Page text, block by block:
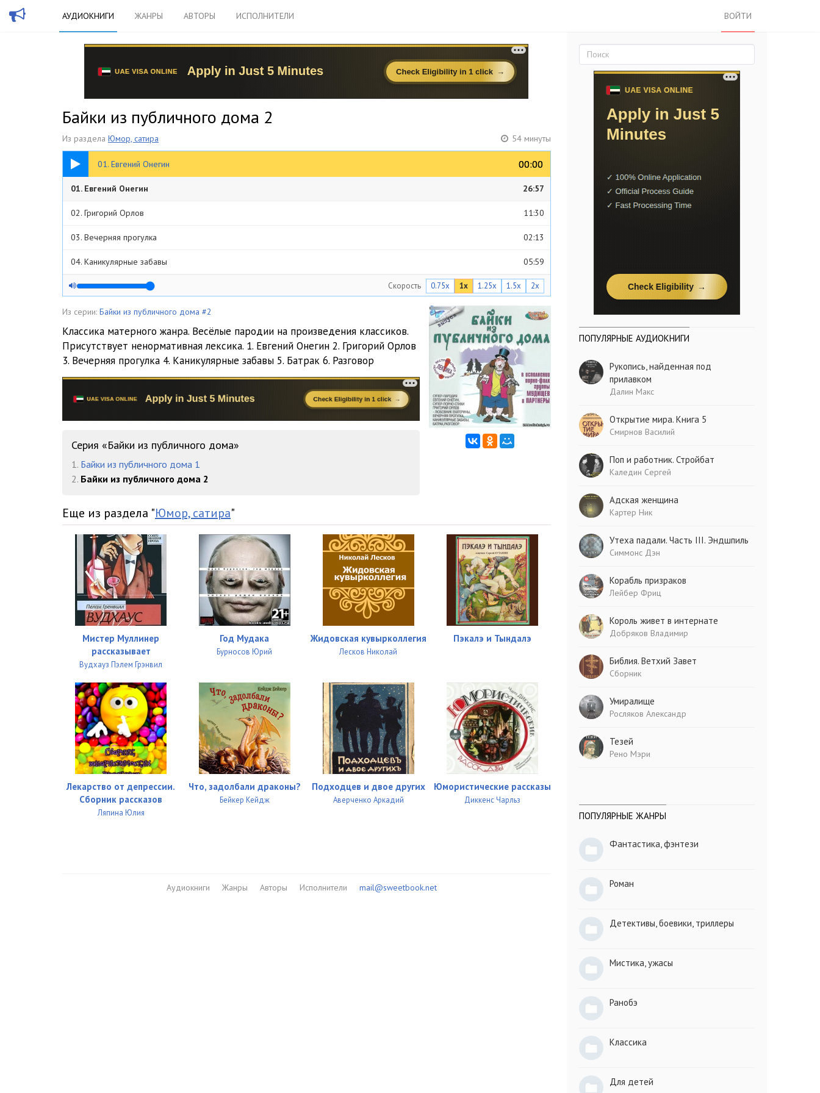
АУДИОКНИГИ ЖАНРЫ АВТОРЫ ИСПОЛНИТЕЛИ ВОЙТИ
Байки из публичного дома 2
Из раздела Юмор, сатира 54 минуты
01. Евгений Онегин 00:00
00:00
26:57
01. Евгений Онегин 26:57
02. Григорий Орлов 11:30
03. Вечерняя прогулка 02:13
04. Каникулярные забавы 05:59
05. Батрак 03:24
06. Разговор 04:08
Скорость 0.75x 1x 1.25x 1.5x 2x
Из серии: Байки из публичного дома #2
Классика матерного жанра. Весёлые пародии на произведения классиков.
Присутствует ненормативная лексика. 1. Евгений Онегин 2. Григорий Орлов
3. Вечерняя прогулка 4. Каникулярные забавы 5. Батрак 6. Разговор
Серия «Байки из публичного дома»
1. Байки из публичного дома 1
2. Байки из публичного дома 2
Еще из раздела "Юмор, сатира"
Мистер Муллинер
рассказывает
Вудхауз Пэлем Грэнвил
Год Мудака
Бурносов Юрий
Жидовская кувырколлегия
Лесков Николай
Пэкалэ и Тындалэ
Лекарство от депрессии.
Сборник рассказов
Ляпина Юлия
Что, задолбали драконы?
Бейкер Кейдж
Подходцев и двое других
Аверченко Аркадий
Юмористические рассказы
Диккенс Чарльз
Аудиокниги Жанры Авторы Исполнители mail@sweetbook.net
ПОПУЛЯРНЫЕ АУДИОКНИГИ
Рукопись, найденная под
прилавком
Далин Макс
Открытие мира. Книга 5
Смирнов Василий
Поп и работник. Стройбат
Каледин Сергей
Адская женщина
Картер Ник
Утеха падали. Часть III. Эндшпиль
Симмонс Дэн
Корабль призраков
Лейбер Фриц
Король живет в интернате
Добряков Владимир
Библия. Ветхий Завет
Сборник
Умиралище
Росляков Александр
Тезей
Рено Мэри
ПОПУЛЯРНЫЕ ЖАНРЫ
Фантастика, фэнтези
Роман
Детективы, боевики, триллеры
Мистика, ужасы
Ранобэ
Классика
Для детей